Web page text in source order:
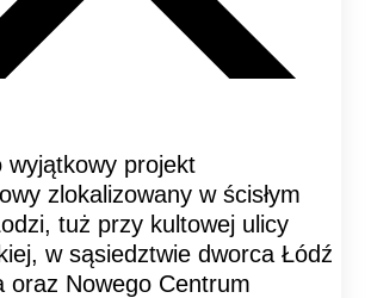
wyjątkowy projekt
zlokalizowany w ścisłym
tuż przy kultowej ulicy
w sąsiedztwie dworca Łódź
oraz Nowego Centrum